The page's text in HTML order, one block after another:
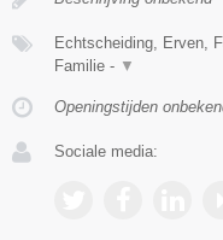
Echtscheiding, Erven,
Familie - ▼
Openingstijden
Sociale media: